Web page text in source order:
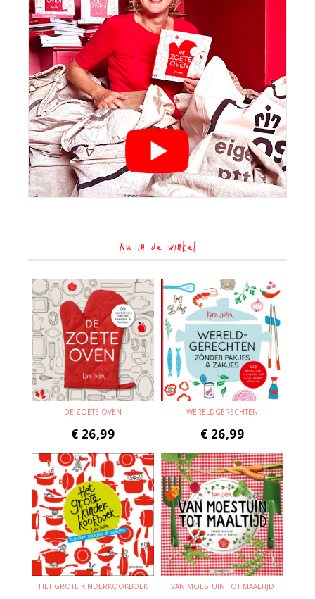
Nu in de winkel
DE ZOETE OVEN
€ 26,99
WERELDGERECHTEN
€ 26,99
HET GROTE KINDERKOOKBOEK VAN MOESTUIN TOT MAALTIJD